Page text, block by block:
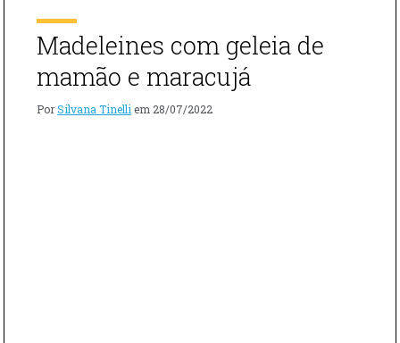
Madeleines com geleia de
mamão e maracujá
PorSilvana Tinelli em 28/07/2022